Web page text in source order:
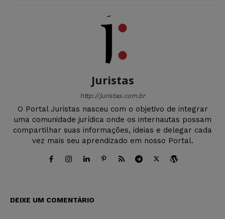
Juristas
http://juristas.com.br
O Portal Juristas nasceu com o objetivo de integrar
uma comunidade jurídica onde os internautas possam
compartilhar suas informações, ideias e delegar cada
vez mais seu aprendizado em nosso Portal.
DEIXE UM COMENTÁRIO